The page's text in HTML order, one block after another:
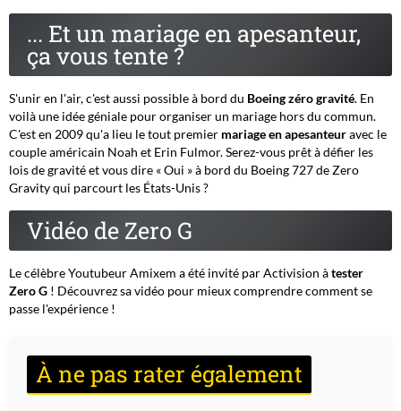
... Et un mariage en apesanteur,
ça vous tente ?
S'unir en l'air, c'est aussi possible à bord du Boeing zéro gravité. En
voilà une idée géniale pour organiser un mariage hors du commun.
C'est en 2009 qu'a lieu le tout premier mariage en apesanteuravec le
couple américain Noah et Erin Fulmor. Serez-vous prêt à défier les
lois de gravité et vous dire « Oui » à bord du Boeing 727 de Zero
Gravity qui parcourt les États-Unis ?
Vidéo de Zero G
Le célèbre Youtubeur Amixem a été invité par Activision àtester
Zero G ! Découvrez sa vidéo pour mieux comprendre comment se
passe l'expérience !
À ne pas rater également